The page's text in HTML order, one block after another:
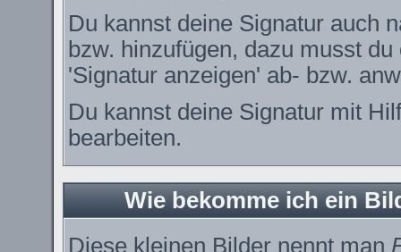
Du kannst deine Signatur auch
bzw. hinzufügen, dazu musst
'Signatur anzeigen' ab- bzw.
Du kannst deine Signatur mit
bearbeiten.
Wie bekomme ich ein
Diese kleinen Bilder nennt man